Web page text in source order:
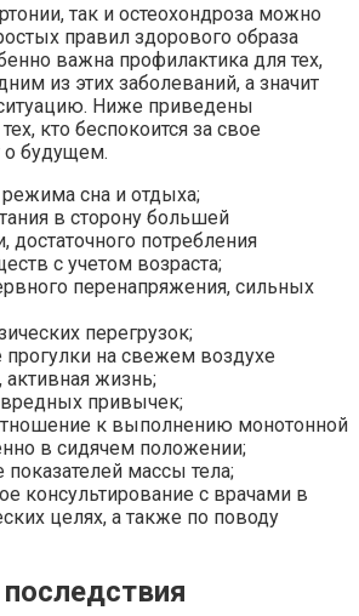
так и остеохондроза можно
правил здорового образа
важна профилактика для тех,
из этих заболеваний, а значит
ситуацию. Ниже приведены
кто беспокоится за свое
о будущем.
режима сна и отдыха;
в сторону большей
достаточного потребления
с учетом возраста;
перенапряжения, сильных
перегрузок;
прогулки на свежем воздухе
жизнь;
вредных привычек;
к выполнению монотонной
в сидячем положении;
массы тела;
консультирование с врачами в
целях, а также по поводу